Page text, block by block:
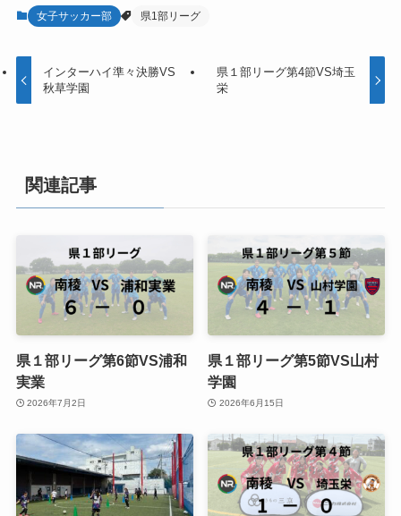
女子サッカー部 県1部リーグ
インターハイ準々決勝VS
秋草学園
県１部リーグ第4節VS埼玉
栄
関連記事
県１部リーグ第6節VS浦和
実業
2026年7月2日
県１部リーグ第5節VS山村
学園
2026年6月15日